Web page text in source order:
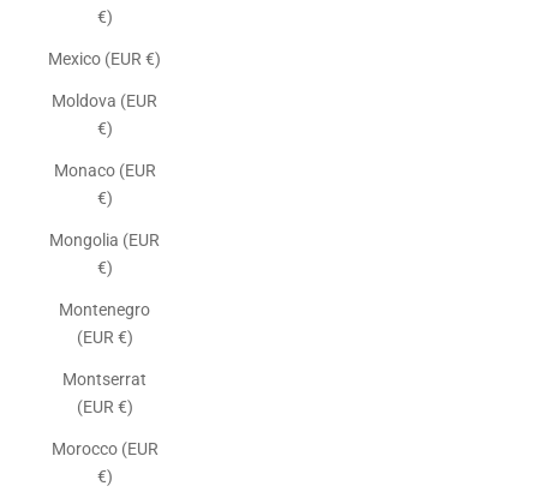
€)
Mexico (EUR €)
Moldova (EUR
€)
Monaco (EUR
€)
Mongolia (EUR
€)
Montenegro
(EUR €)
Montserrat
(EUR €)
Morocco (EUR
€)